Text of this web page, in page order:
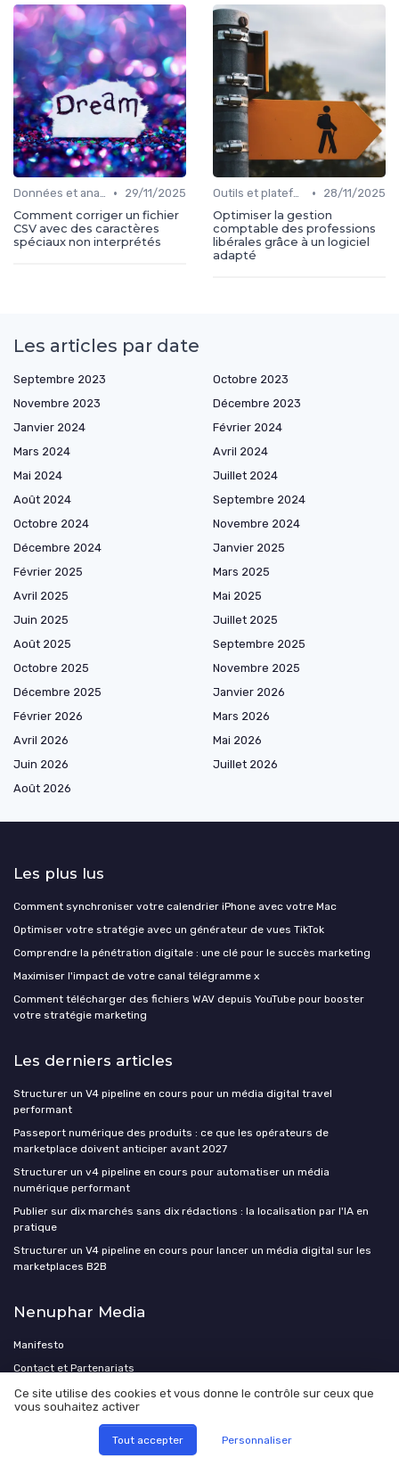
Données et analytics •
29/11/2025
Comment corriger un fichier
CSV avec des caractères
spéciaux non interprétés
Outils et plateformes •
28/11/2025
Optimiser la gestion
comptable des professions
libérales grâce à un logiciel
adapté
Les articles par date
Septembre 2023
Octobre 2023
Novembre 2023
Décembre 2023
Janvier 2024
Février 2024
Mars 2024
Avril 2024
Mai 2024
Juillet 2024
Août 2024
Septembre 2024
Octobre 2024
Novembre 2024
Décembre 2024
Janvier 2025
Février 2025
Mars 2025
Avril 2025
Mai 2025
Juin 2025
Juillet 2025
Août 2025
Septembre 2025
Octobre 2025
Novembre 2025
Décembre 2025
Janvier 2026
Février 2026
Mars 2026
Avril 2026
Mai 2026
Juin 2026
Juillet 2026
Août 2026
Les plus lus
Comment synchroniser votre calendrier iPhone avec votre Mac
Optimiser votre stratégie avec un générateur de vues TikTok
Comprendre la pénétration digitale : une clé pour le succès marketing
Maximiser l'impact de votre canal télégramme x
Comment télécharger des fichiers WAV depuis YouTube pour booster
votre stratégie marketing
Les derniers articles
Structurer un V4 pipeline en cours pour un média digital travel
performant
Passeport numérique des produits : ce que les opérateurs de
marketplace doivent anticiper avant 2027
Structurer un v4 pipeline en cours pour automatiser un média
numérique performant
Publier sur dix marchés sans dix rédactions : la localisation par l'IA en
pratique
Structurer un V4 pipeline en cours pour lancer un média digital sur les
marketplaces B2B
Nenuphar Media
Manifesto
Contact et Partenariats
Agence éditoriale
Medias Startup Studio
Investir dans un média
Ce site utilise des cookies et vous donne le contrôle sur ceux que
vous souhaitez activer
Tout accepter Personnaliser